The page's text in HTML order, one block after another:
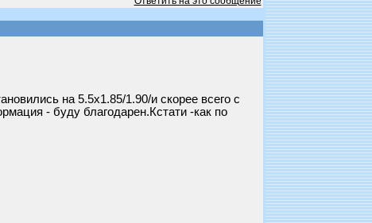
на 5.5х1.85/1.90/и скорее всего с
- буду благодарен.Кстати -как по